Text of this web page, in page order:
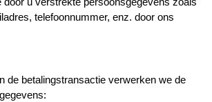
door u verstrekte persoonsgegevens zoals
telefoonnummer, enz. door ons
de betalingstransactie verwerken we de